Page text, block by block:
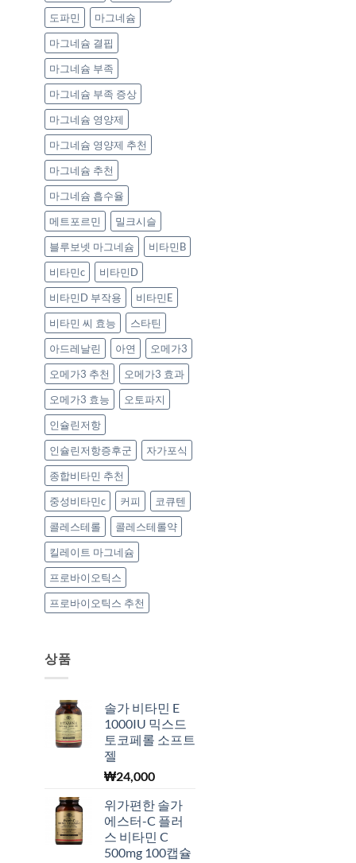
도파민
마그네슘
마그네슘 결핍
마그네슘 부족
마그네슘 부족 증상
마그네슘 영양제
마그네슘 영양제 추천
마그네슘 추천
마그네슘 흡수율
메트포르민
밀크시슬
블루보넷 마그네슘
비타민B
비타민c
비타민D
비타민D 부작용
비타민E
비타민 씨 효능
스타틴
아드레날린
아연
오메가3
오메가3 추천
오메가3 효과
오메가3 효능
오토파지
인슐린저항
인슐린저항증후군
자가포식
종합비타민 추천
중성비타민c
커피
코큐텐
콜레스테롤
콜레스테롤약
킬레이트 마그네슘
프로바이오틱스
프로바이오틱스 추천
상품
솔가 비타민 E
1000IU 믹스드
토코페롤 소프트
젤
₩24,000
위가편한 솔가
에스터-C 플러
스 비타민 C
500mg 100캡슐